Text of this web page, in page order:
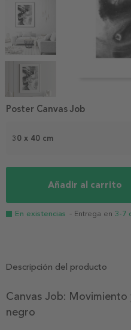
1
30 x 40 cm
Añadir al carrito
En existencias - Entrega en 3-7
Poster Canvas Job
Descripción del producto
Canvas Job:
negro